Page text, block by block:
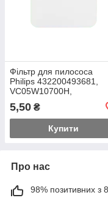
Фільтр для пилососа
Philips 432200493681,
VC05W10700H,
150*115*0.5 мм
5,50 ₴
Купити
Про нас
98% позитивних з